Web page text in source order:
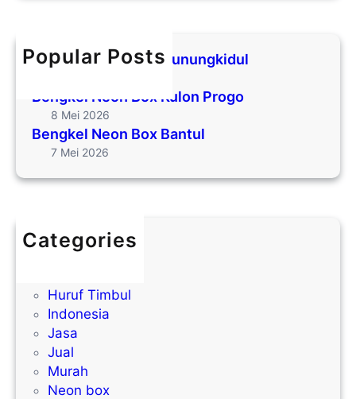
a
h
Popular Posts
Bengkel Neon Box Gunungkidul
Bengkel Neon Box Kulon Progo
8 Mei 2026
Bengkel Neon Box Bantul
7 Mei 2026
Categories
Akrilik
Huruf Timbul
Indonesia
Jasa
Jual
Murah
Neon box